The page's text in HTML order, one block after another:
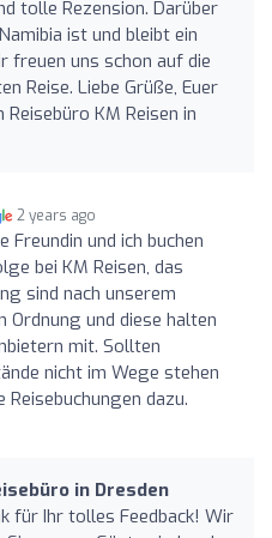
tolle Rezension. Darüber
ist und bleibt ein
freuen uns schon auf die
Reise. Liebe Grüße, Euer
KM Reisen in
2 years ago
Freundin und ich buchen
bei KM Reisen, das
sind nach unserem
Ordnung und diese halten
mit. Sollten
nicht im Wege stehen
dazu.
in Dresden
für Ihr tolles Feedback! Wir